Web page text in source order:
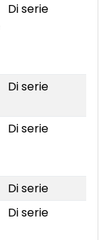
Di serie
Di serie
Di serie
Di serie
Di serie